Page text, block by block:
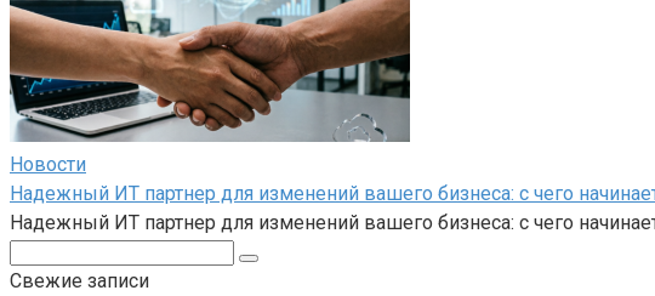
Новости
Надежный ИТ партнер для изменений вашего бизнеса: с чего
Надежный ИТ партнер для изменений вашего бизнеса: с чего
Свежие записи